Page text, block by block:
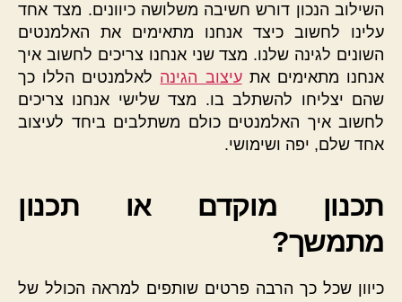
השילוב הנכון דורש חשיבה משלושה כיוונים. מצד אחד
עלינו לחשוב כיצד אנחנו מתאימים את האלמנטים
השונים לגינה שלנו. מצד שני אנחנו צריכים לחשוב איך
אנחנו מתאימים אתעיצוב הגינה לאלמנטים הללו כך
שהם יצליחו להשתלב בו. מצד שלישי אנחנו צריכים
לחשוב איך האלמנטים כולם משתלבים ביחד לעיצוב
אחד שלם, יפה ושימושי.
תכנון מוקדם או תכנון
מתמשך?
כיוון שכל כך הרבה פרטים שותפים למראה הכולל של